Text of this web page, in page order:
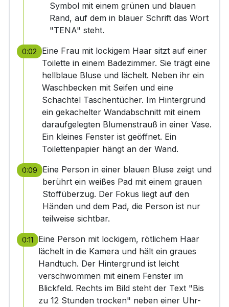
Symbol mit einem grünen und blauen
Rand, auf dem in blauer Schrift das Wort
"TENA" steht.
0:02
Eine Frau mit lockigem Haar sitzt auf einer
Toilette in einem Badezimmer. Sie trägt eine
hellblaue Bluse und lächelt. Neben ihr ein
Waschbecken mit Seifen und eine
Schachtel Taschentücher. Im Hintergrund
ein gekachelter Wandabschnitt mit einem
daraufgelegten Blumenstrauß in einer Vase.
Ein kleines Fenster ist geöffnet. Ein
Toilettenpapier hängt an der Wand.
0:09
Eine Person in einer blauen Bluse zeigt und
berührt ein weißes Pad mit einem grauen
Stoffüberzug. Der Fokus liegt auf den
Händen und dem Pad, die Person ist nur
teilweise sichtbar.
0:11
Eine Person mit lockigem, rötlichem Haar
lächelt in die Kamera und hält ein graues
Handtuch. Der Hintergrund ist leicht
verschwommen mit einem Fenster im
Blickfeld. Rechts im Bild steht der Text "Bis
zu 12 Stunden trocken" neben einer Uhr-